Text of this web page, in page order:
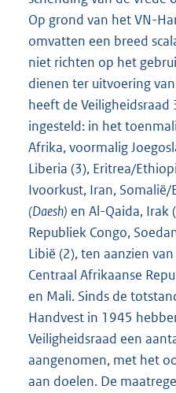
Op grond van het VN-
omvatten een breed
niet richten op het
dienen ter uitvoering
heeft de Veiligheidsraad
ingesteld: in het
Afrika, voormalig
Liberia (3), Eritrea/
Ivoorkust, Iran, Somalië/
(Daesh) en Al-Qaida, Irak
Republiek Congo,
Libië (2), ten aanzien
Centraal Afrikaanse
en Mali. Sinds de
Handvest in 1945
Veiligheidsraad een
aangenomen, met het
aan doelen. De